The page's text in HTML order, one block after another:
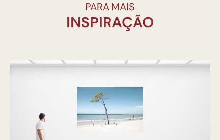
PARA MAIS
INSPIRAÇÃO